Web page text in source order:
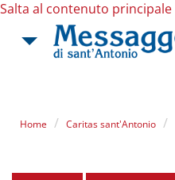
Salta al contenuto principale
Home Caritas sant'Antonio